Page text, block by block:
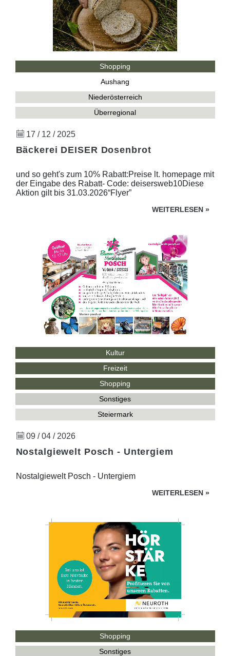
Shopping
Aushang
Niederösterreich
Überregional
17 / 12 / 2025
Bäckerei DEISER Dosenbrot
und so geht's zum 10% Rabatt:Preise lt. homepage mit
der Eingabe des Rabatt- Code: deisersweb10Diese
Aktion gilt bis 31.03.2026“Flyer”
WEITERLESEN »
Kultur
Freizeit
Shopping
Sonstiges
Steiermark
09 / 04 / 2026
Nostalgiewelt Posch - Untergiem
Nostalgiewelt Posch - Untergiem
WEITERLESEN »
Shopping
Sonstiges